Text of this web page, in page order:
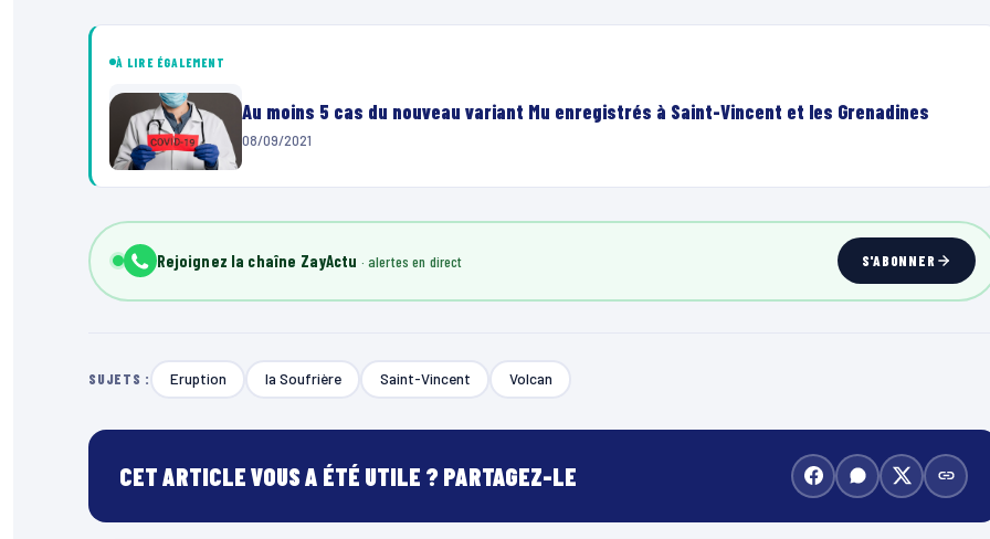
À LIRE ÉGALEMENT
Au moins 5 cas du nouveau variant Mu enregistrés à Saint-Vincent et les Grenadines
08/09/2021
Rejoignez la chaîne ZayActu S'ABONNER
SUJETS : Eruption la Soufrière Saint-Vincent Volcan
CET ARTICLE VOUS A ÉTÉ UTILE ? PARTAGEZ-LE